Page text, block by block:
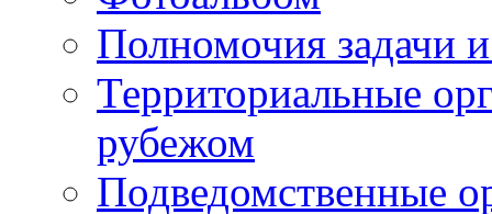
Полномочия задачи
Территориальные
рубежом
Подведомственные